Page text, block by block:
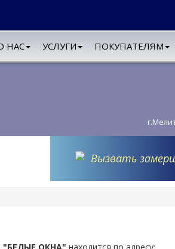
НАС УСЛУГИ ПОКУПАТЕЛЯМ
Вызвать